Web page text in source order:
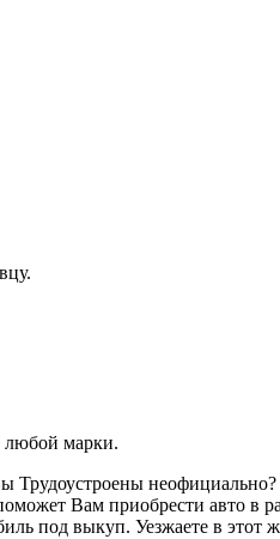
любой марки.
Трудоустроены
Вам приобрести авто в
под выкуп. Уезжаете в этот